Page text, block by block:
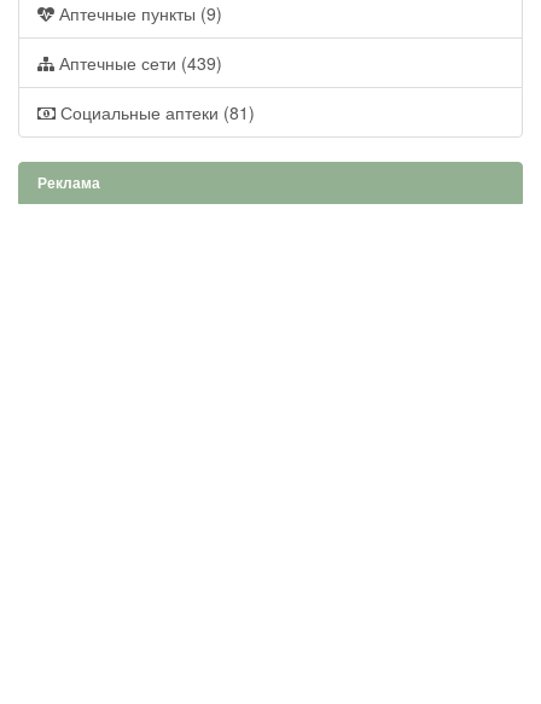
Аптечные пункты (9)
Аптечные сети (439)
Социальные аптеки (81)
Реклама